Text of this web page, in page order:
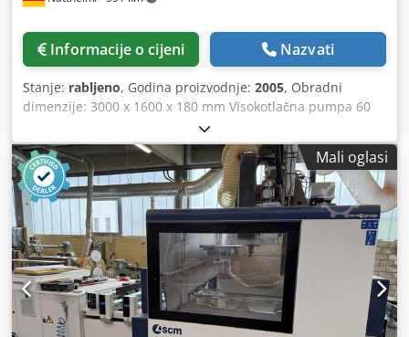
Informacije o cijeni Nazvati
Stanje: rabljeno, Godina proizvodnje: 2005, Obradni
dimenzije: 3000 x 1600 x 180 mm Visokotlačna pumpa 60
KS / 45 kW Model E-60 Radni tlak 4.130 BAR Potrošnja vode
4,69 litara/min. Softver Watercad-CAM Automatska
optimizacija rezanja Lokacija skladišta: kod kupca Dwsdpfx
Aexgfbqeb Nsa
Mali oglasi